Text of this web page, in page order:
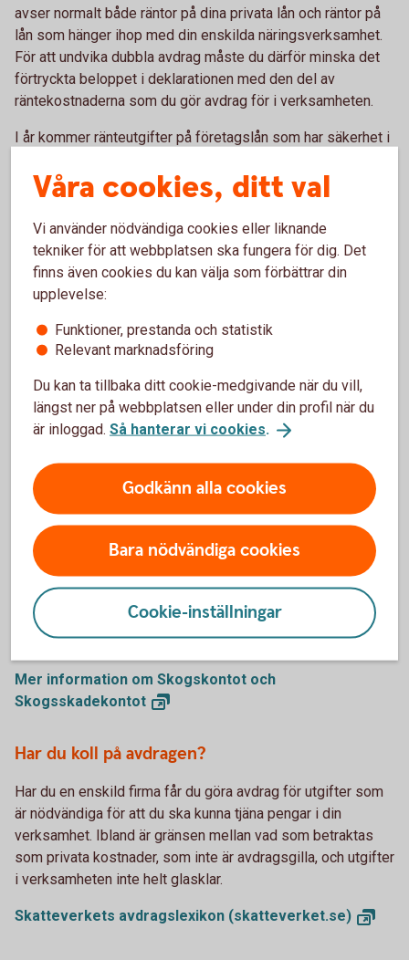
avser normalt både räntor på dina privata lån och räntor på
lån som hänger ihop med din enskilda näringsverksamhet.
För att undvika dubbla avdrag måste du därför minska det
förtryckta beloppet i deklarationen med den del av
räntekostnaderna som du gör avdrag för i verksamheten.
I år kommer ränteutgifter på företagslån som har säkerhet i
som ”Ränteutgifter på lån med säkerhet”. Om du har
företagslån med annan säkerhet, såsom inventarier, lager
eller personlig borgen, kommer ränteutgifter på sådana lån
att förtryckas som ”Ränteutgifter på lån utan säkerhet”.
Båda är fortfarande avdragsgilla i din näringsbilaga.
Förenklat årsbokslut
Har du en omsättning på högst 3 miljoner kronor kan du
använda Skatteverkets e-tjänst Förenklat årsbokslut. När du
gjort ett förenklat årsbokslut kan du enkelt hämta
uppgifterna från e-tjänsten till din deklaration.
Mer om förenklat bokslut(skatteverket.se)
Är du skogsägare? Håll koll på Skogskontot och
Skogsskadekontot
Har du haft stora intäkter från skogsavverkningar eller fått
försäkringsersättningar från skogen under året kan du
fördela dem på flera år genom att göra avsättningar till
Skogskontot eller Skogsskadekontot.
Mer information om Skogskontot och
Skogsskadekontot
Har du koll på avdragen?
Har du en enskild firma får du göra avdrag för utgifter som
är nödvändiga för att du ska kunna tjäna pengar i din
verksamhet. Ibland är gränsen mellan vad som betraktas
som privata kostnader, som inte är avdragsgilla, och utgifter
i verksamheten inte helt glasklar.
Skatteverkets avdragslexikon (skatteverket.se)
Våra cookies, ditt val
Vi använder nödvändiga cookies eller liknande
tekniker för att webbplatsen ska fungera för dig. Det
finns även cookies du kan välja som förbättrar din
upplevelse:
Funktioner, prestanda och statistik
Relevant marknadsföring
Du kan ta tillbaka ditt cookie-medgivande när du vill,
längst ner på webbplatsen eller under din profil när du
är inloggad. Så hanterar vi cookies.
Godkänn alla cookies
Bara nödvändiga cookies
Cookie-inställningar